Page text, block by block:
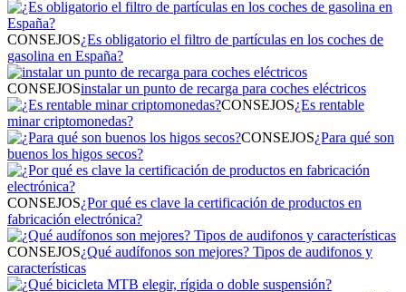
CONSEJOS¿Es obligatorio el filtro de partículas en los coches de
gasolina en España?
CONSEJOSinstalar un punto de recarga para coches eléctricos
CONSEJOS¿Es rentable
minar criptomonedas?
CONSEJOS¿Para qué son
buenos los higos secos?
CONSEJOS¿Por qué es clave la certificación de productos en
fabricación electrónica?
CONSEJOS¿Qué audífonos son mejores? Tipos de audifonos y
características